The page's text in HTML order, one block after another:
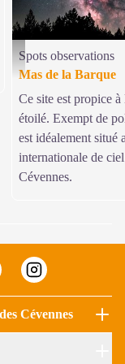
Ciel étoilé - G. Cannat
Spots observations
Mas de la Barque
Ce site est propice
étoilé. Exempt de
est idéalement situé
internationale de
Cévennes.
Cévennes